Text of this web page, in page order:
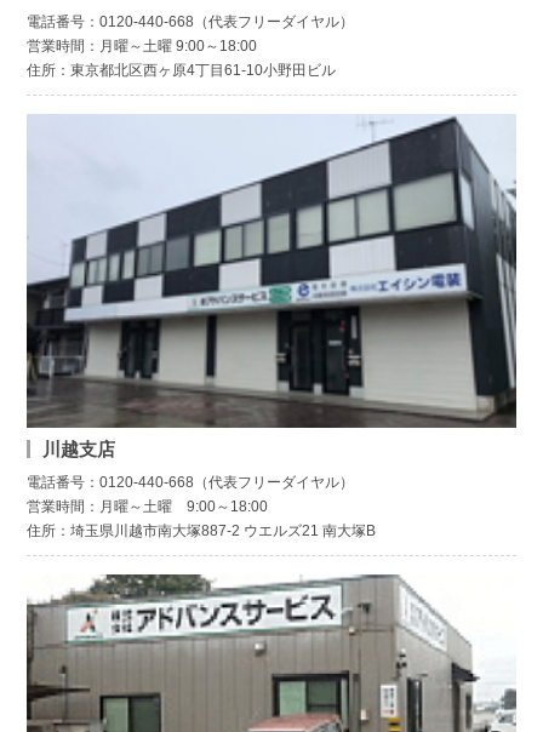
電話番号：0120-440-668（代表フリーダイヤル）
営業時間：月曜～土曜 9:00～18:00
住所：東京都北区西ヶ原4丁目61-10小野田ビル
川越支店
電話番号：0120-440-668（代表フリーダイヤル）
営業時間：月曜～土曜 9:00～18:00
住所：埼玉県川越市南大塚887-2 ウエルズ21 南大塚B